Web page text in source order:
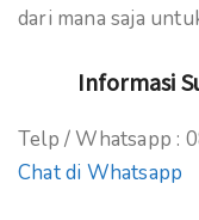
dari mana saja
Informasi
Telp / Whatsapp :
Chat di Whatsapp